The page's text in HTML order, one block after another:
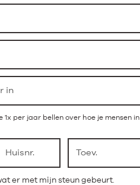
1x per jaar bellen over hoe je mensen in
er met mijn steun gebeurt.